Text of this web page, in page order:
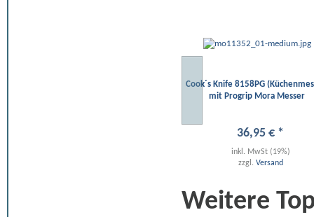
Cook´s Knife 8158PG
mit Progrip Mora Messer
36,95 € *
inkl. MwSt (19%)
zzgl. Versand
Weitere